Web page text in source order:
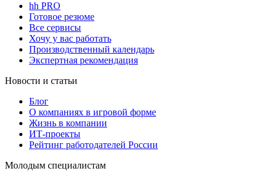
hh PRO
Готовое резюме
Все сервисы
Хочу у вас работать
Производственный календарь
Экспертная рекомендация
Новости и статьи
Блог
О компаниях в игровой форме
Жизнь в компании
ИТ-проекты
Рейтинг работодателей России
Молодым специалистам